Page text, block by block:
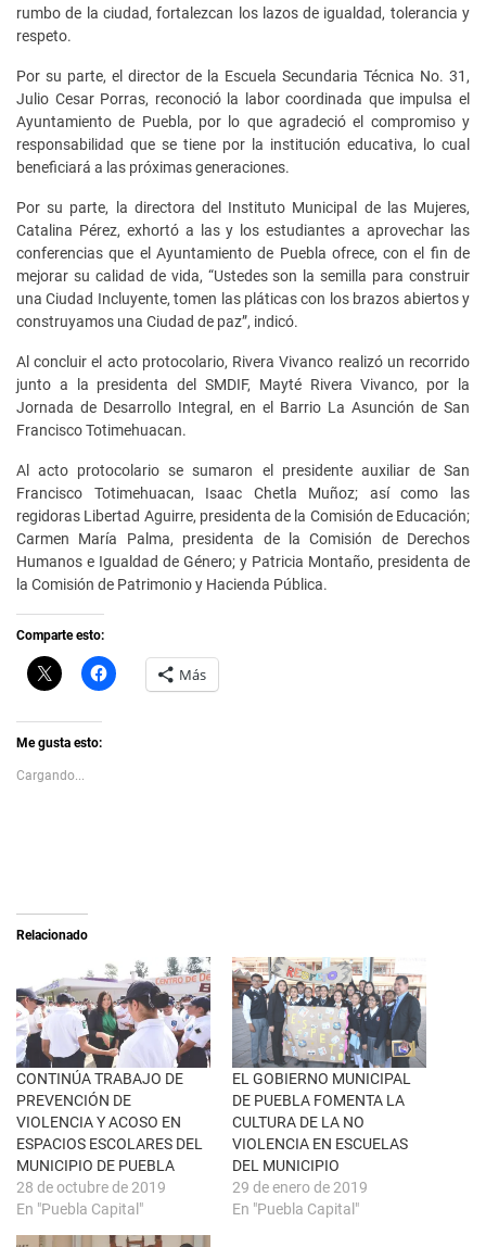
rumbo de la ciudad, fortalezcan los lazos de igualdad, tolerancia y
respeto.
Por su parte, el director de la Escuela Secundaria Técnica No. 31,
Julio Cesar Porras, reconoció la labor coordinada que impulsa el
Ayuntamiento de Puebla, por lo que agradeció el compromiso y
responsabilidad que se tiene por la institución educativa, lo cual
beneficiará a las próximas generaciones.
Por su parte, la directora del Instituto Municipal de las Mujeres,
Catalina Pérez, exhortó a las y los estudiantes a aprovechar las
conferencias que el Ayuntamiento de Puebla ofrece, con el fin de
mejorar su calidad de vida, “Ustedes son la semilla para construir
una Ciudad Incluyente, tomen las pláticas con los brazos abiertos y
construyamos una Ciudad de paz”, indicó.
Al concluir el acto protocolario, Rivera Vivanco realizó un recorrido
junto a la presidenta del SMDIF, Mayté Rivera Vivanco, por la
Jornada de Desarrollo Integral, en el Barrio La Asunción de San
Francisco Totimehuacan.
Al acto protocolario se sumaron el presidente auxiliar de San
Francisco Totimehuacan, Isaac Chetla Muñoz; así como las
regidoras Libertad Aguirre, presidenta de la Comisión de Educación;
Carmen María Palma, presidenta de la Comisión de Derechos
Humanos e Igualdad de Género; y Patricia Montaño, presidenta de
la Comisión de Patrimonio y Hacienda Pública.
Comparte esto:
C
l
k
t
s
h
e
b
e
n
u
e
n
t
a
n
a
n
u
v
a
)
H
a
n
F
a
c
e
b
o
o
k
S
e
a
b
r
e
n
u
n
Más
Me gusta esto:
Cargando...
Relacionado
CONTINÚA TRABAJO DE
PREVENCIÓN DE
VIOLENCIA Y ACOSO EN
ESPACIOS ESCOLARES DEL
MUNICIPIO DE PUEBLA
28 de octubre de 2019
En "Puebla Capital"
EL GOBIERNO MUNICIPAL
DE PUEBLA FOMENTA LA
CULTURA DE LA NO
VIOLENCIA EN ESCUELAS
DEL MUNICIPIO
29 de enero de 2019
En "Puebla Capital"